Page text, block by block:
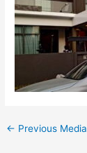
← Previous Media